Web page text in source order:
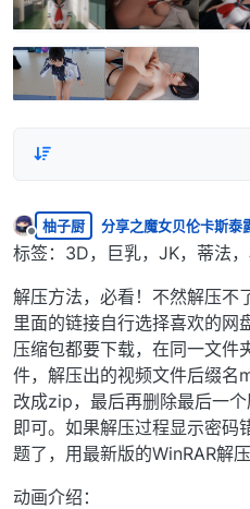
离线
柚子厨 分享之魔女贝伦卡斯泰
标签：3D，巨乳，JK，蒂法
解压方法，必看！不然解压不
里面的链接自行选择喜欢的网
压缩包都要下载，在同一文件
件，解压出的视频文件后缀
改成zip，最后再删除最后一
即可。如果解压过程显示密码
题了，用最新版的WinRAR解压
动画介绍：